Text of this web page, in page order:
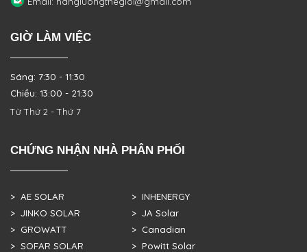
GIỜ LÀM VIỆC
Sáng: 7:30 - 11:30
Chiều: 13:00 - 21:30
Từ Thứ 2 - Thứ 7
CHỨNG NHẬN NHÀ PHÂN PHỐI
> AE SOLAR
> JINKO SOLAR
> GROWATT
> SOFAR SOLAR
> INHENERGY
> JA Solar
> Canadian
> Powitt Solar